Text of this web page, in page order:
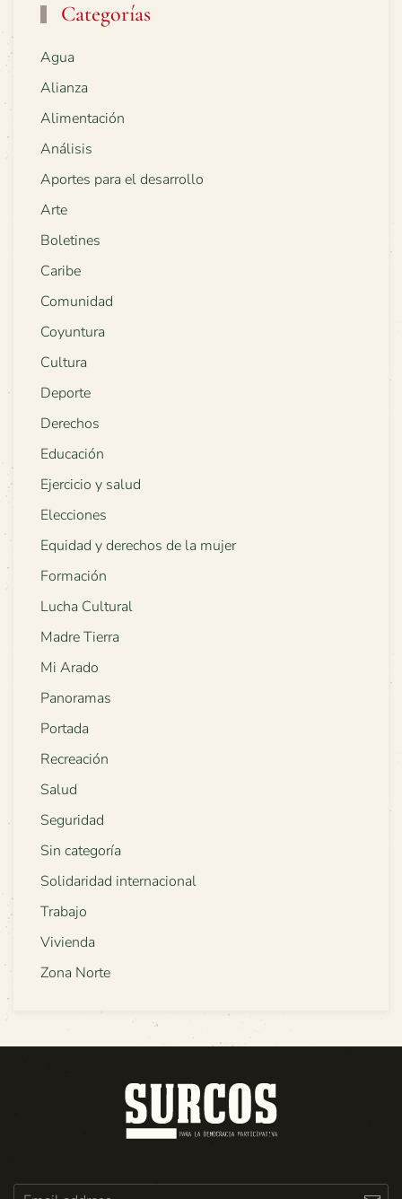
Categorías
Agua
Alianza
Alimentación
Análisis
Aportes para el desarrollo
Arte
Boletines
Caribe
Comunidad
Coyuntura
Cultura
Deporte
Derechos
Educación
Ejercicio y salud
Elecciones
Equidad y derechos de la mujer
Formación
Lucha Cultural
Madre Tierra
Mi Arado
Panoramas
Portada
Recreación
Salud
Seguridad
Sin categoría
Solidaridad internacional
Trabajo
Vivienda
Zona Norte